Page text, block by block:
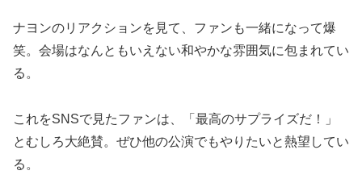
ナヨンのリアクションを見て、ファンも一緒になって爆
笑。会場はなんともいえない和やかな雰囲気に包まれてい
る。
これをSNSで見たファンは、「最高のサプライズだ！」
とむしろ大絶賛。ぜひ他の公演でもやりたいと熱望してい
る。